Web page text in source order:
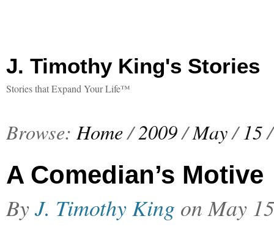
J. Timothy King's Stories
Stories that Expand Your Life™
Browse: Home/2009/May/ 15/
A Comedian’s Motive
ByJ. Timothy King onMay